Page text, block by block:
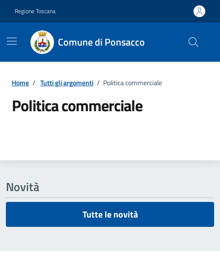
Regione Toscana
Comune di Ponsacco
Home / Tutti gli argomenti / Politica commerciale
Politica commerciale
Novità
Tutte le novità